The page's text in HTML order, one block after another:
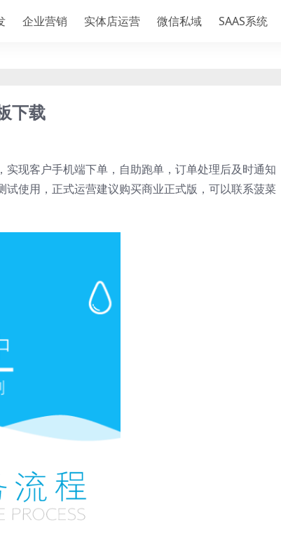
企业营销 实体店运营 微信私域 SAAS系统
下载
现客户手机端下单，自助跑单，订单处理后及时通知
试使用，正式运营建议购买商业正式版，可以联系菠菜